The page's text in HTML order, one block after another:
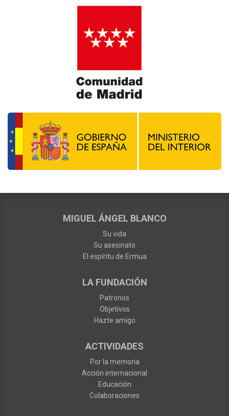
MIGUEL ÁNGEL BLANCO
Su vida
Su asesinato
El espíritu de Ermua
LA FUNDACIÓN
Patronos
Objetivos
Hazte amigo
ACTIVIDADES
Por la memoria
Acción internacional
Educación
Colaboraciones